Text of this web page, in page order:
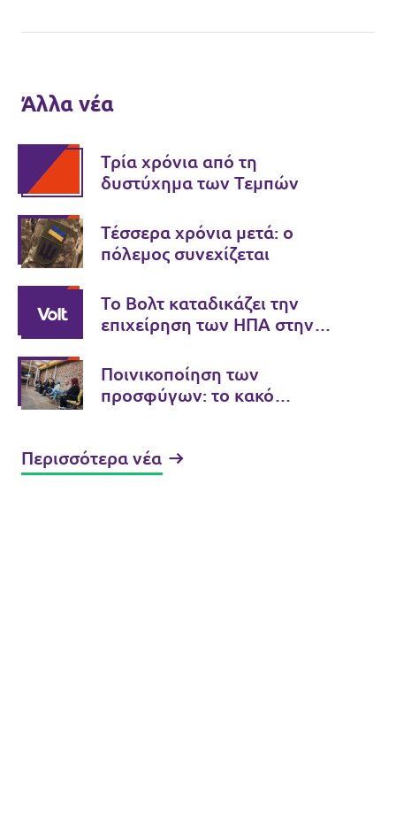
Άλλα νέα
Τρία χρόνια από τη
δυστύχημα των Τεμπών
Τέσσερα χρόνια μετά: ο
πόλεμος συνεχίζεται
Το Βολτ καταδικάζει την
επιχείρηση των ΗΠΑ στην
Ποινικοποίηση των
προσφύγων: το κακό
Περισσότερα νέα